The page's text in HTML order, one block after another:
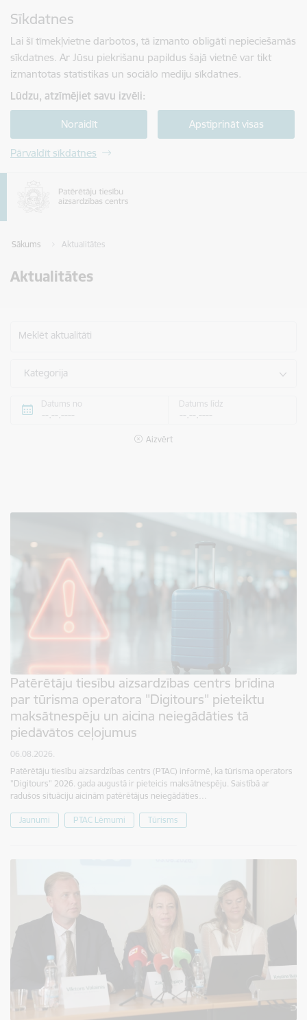
Sīkdatnes
Lai šī tīmekļvietne darbotos, tā izmanto obligāti nepieciešamās
sīkdatnes. Ar Jūsu piekrišanu papildus šajā vietnē var tikt
izmantotas statistikas un sociālo mediju sīkdatnes.
Lūdzu, atzīmējiet savu izvēli:
Noraidīt Apstiprināt visas
Pārvaldīt sīkdatnes
Sākums Aktualitātes
Aktualitātes
Meklēt aktualitāti
Kategorija
Datums no Datums līdz
Aizvērt
Patērētāju tiesību aizsardzības centrs brīdina
par tūrisma operatora "Digitours" pieteiktu
maksātnespēju un aicina neiegādāties tā
piedāvātos ceļojumus
06.08.2026.
Patērētāju tiesību aizsardzības centrs (PTAC) informē, ka tūrisma operators
"Digitours" 2026. gada augustā ir pieteicis maksātnespēju. Saistībā ar
radušos situāciju aicinām patērētājus neiegādāties…
Jaunumi PTAC Lēmumi Tūrisms